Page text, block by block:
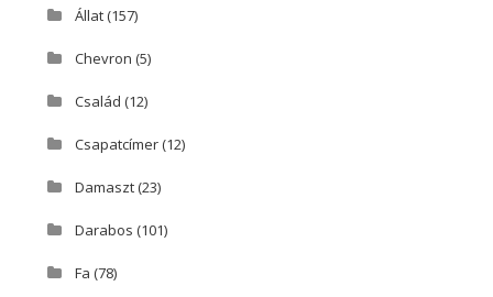
Állat(157)
Chevron (5)
Család (12)
Csapatcímer(12)
Damaszt(23)
Darabos (101)
Fa (78)